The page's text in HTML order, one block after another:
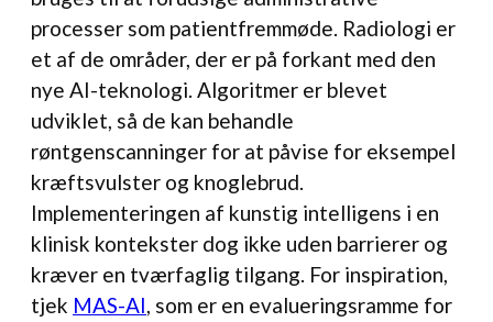
processer som patientfremmøde. Radiologi er
et af de områder, der er på forkant med den
nye AI-teknologi. Algoritmer er blevet
udviklet, så de kan behandle
røntgenscanninger for at påvise for eksempel
kræftsvulster og knoglebrud.
Implementeringen af kunstig intelligens i en
klinisk kontekster dog ikke uden barrierer og
kræver en tværfaglig tilgang. For inspiration,
tjek MAS-AI, som er en evalueringsramme for